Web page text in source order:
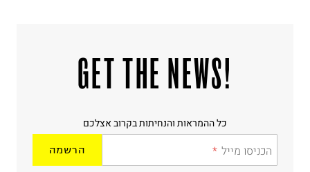
!GET THE NEWS
כל ההמראות והנחיתות בקרוב אצלכם
הכניסו מייל הרשמה